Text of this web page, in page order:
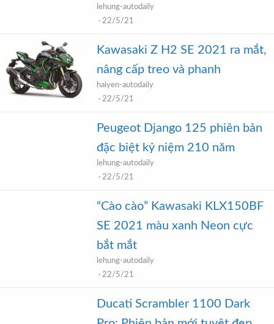
lehung-autodaily
22/5/21
Kawasaki Z H2 SE 2021 ra mắt,
nâng cấp treo và phanh
haiyen-autodaily
22/5/21
Peugeot Django 125 phiên bản
đặc biệt kỷ niệm 210 năm
lehung-autodaily
22/5/21
“Cào cào” Kawasaki KLX150BF
SE 2021 màu xanh Neon cực
bắt mắt
lehung-autodaily
22/5/21
Ducati Scrambler 1100 Dark